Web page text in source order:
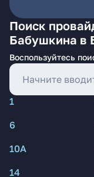
Поиск
Бабушкина в
Воспользуйтесь
1
6
10А
14